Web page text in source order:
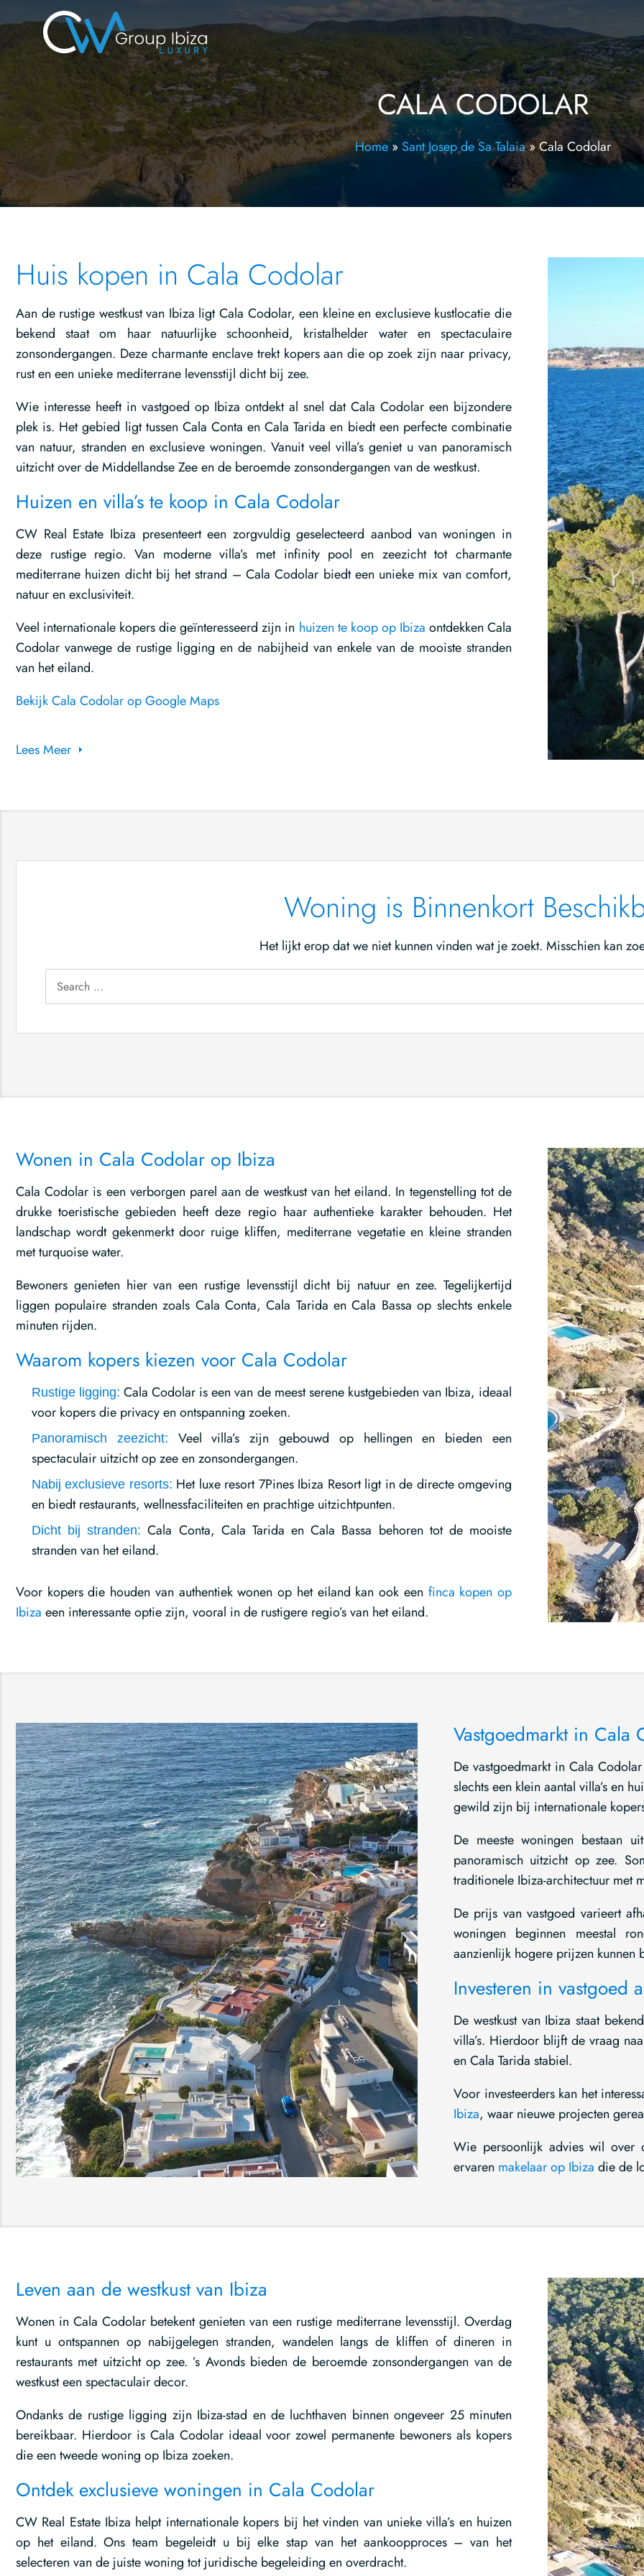
CALA CODOLAR
Home» Sant Josep de Sa Talaia»Cala Codolar
Huis kopen in Cala Codolar
Aan de rustige westkust van Ibiza ligt Cala Codolar, een kleine en exclusieve kustlocatie die
bekend staat om haar natuurlijke schoonheid, kristalhelder water en spectaculaire
zonsondergangen. Deze charmante enclave trekt kopers aan die op zoek zijn naar privacy,
rust en een unieke mediterrane levensstijl dicht bij zee.
Wie interesse heeft in vastgoed op Ibiza ontdekt al snel dat Cala Codolar een bijzondere
plek is. Het gebied ligt tussen Cala Conta en Cala Tarida en biedt een perfecte combinatie
van natuur, stranden en exclusieve woningen. Vanuit veel villa’s geniet u van panoramisch
uitzicht over de Middellandse Zee en de beroemde zonsondergangen van de westkust.
Huizen en villa’s te koop in Cala Codolar
CW Real Estate Ibiza presenteert een zorgvuldig geselecteerd aanbod van woningen in
deze rustige regio. Van moderne villa’s met infinity pool en zeezicht tot charmante
mediterrane huizen dicht bij het strand – Cala Codolar biedt een unieke mix van comfort,
natuur en exclusiviteit.
Veel internationale kopers die geïnteresseerd zijn in huizen te koop op Ibiza ontdekken Cala
Codolar vanwege de rustige ligging en de nabijheid van enkele van de mooiste stranden
van het eiland.
Bekijk Cala Codolar op Google Maps
Lees Meer
Woning is Binnenkort
Het lijkt erop dat we niet kunnen vinden wat je zoekt. Misschien kan
Search
Wonen in Cala Codolar op Ibiza
Cala Codolar is een verborgen parel aan de westkust van het eiland. In tegenstelling tot de
drukke toeristische gebieden heeft deze regio haar authentieke karakter behouden. Het
landschap wordt gekenmerkt door ruige kliffen, mediterrane vegetatie en kleine stranden
met turquoise water.
Bewoners genieten hier van een rustige levensstijl dicht bij natuur en zee. Tegelijkertijd
liggen populaire stranden zoals Cala Conta, Cala Tarida en Cala Bassa op slechts enkele
minuten rijden.
Waarom kopers kiezen voor Cala Codolar
Rustige ligging: Cala Codolar is een van de meest serene kustgebieden van Ibiza, ideaal
voor kopers die privacy en ontspanning zoeken.
Panoramisch zeezicht:
Veel villa’s zijn gebouwd op hellingen en bieden een
spectaculair uitzicht op zee en zonsondergangen.
Nabij exclusieve resorts: Het luxe resort 7Pines Ibiza Resort ligt in de directe omgeving
en biedt restaurants, wellnessfaciliteiten en prachtige uitzichtpunten.
Dicht bij stranden: Cala Conta, Cala Tarida en Cala Bassa behoren tot de mooiste
stranden van het eiland.
Voor kopers die houden van authentiek wonen op het eiland kan ook een finca kopen op
Ibiza een interessante optie zijn, vooral in de rustigere regio’s van het eiland.
Vastgoedmarkt in Cala
De vastgoedmarkt in Cala
slechts een klein aantal villa’s en
gewild zijn bij internationale
De meeste woningen bestaan
panoramisch uitzicht op zee.
traditionele Ibiza-architectuur met
De prijs van vastgoed varieert
woningen beginnen meestal
aanzienlijk hogere prijzen kunnen
Investeren in vastgoed
De westkust van Ibiza staat
villa’s. Hierdoor blijft de vraag
en Cala Tarida stabiel.
Voor investeerders kan het
Ibiza, waar nieuwe projecten
Wie persoonlijk advies wil over
ervaren makelaar op Ibiza die de
Leven aan de westkust van Ibiza
Wonen in Cala Codolar betekent genieten van een rustige mediterrane levensstijl. Overdag
kunt u ontspannen op nabijgelegen stranden, wandelen langs de kliffen of dineren in
restaurants met uitzicht op zee. ’s Avonds bieden de beroemde zonsondergangen van de
westkust een spectaculair decor.
Ondanks de rustige ligging zijn Ibiza-stad en de luchthaven binnen ongeveer 25 minuten
bereikbaar. Hierdoor is Cala Codolar ideaal voor zowel permanente bewoners als kopers
die een tweede woning op Ibiza zoeken.
Ontdek exclusieve woningen in Cala Codolar
CW Real Estate Ibiza helpt internationale kopers bij het vinden van unieke villa’s en huizen
op het eiland. Ons team begeleidt u bij elke stap van het aankoopproces – van het
selecteren van de juiste woning tot juridische begeleiding en overdracht.